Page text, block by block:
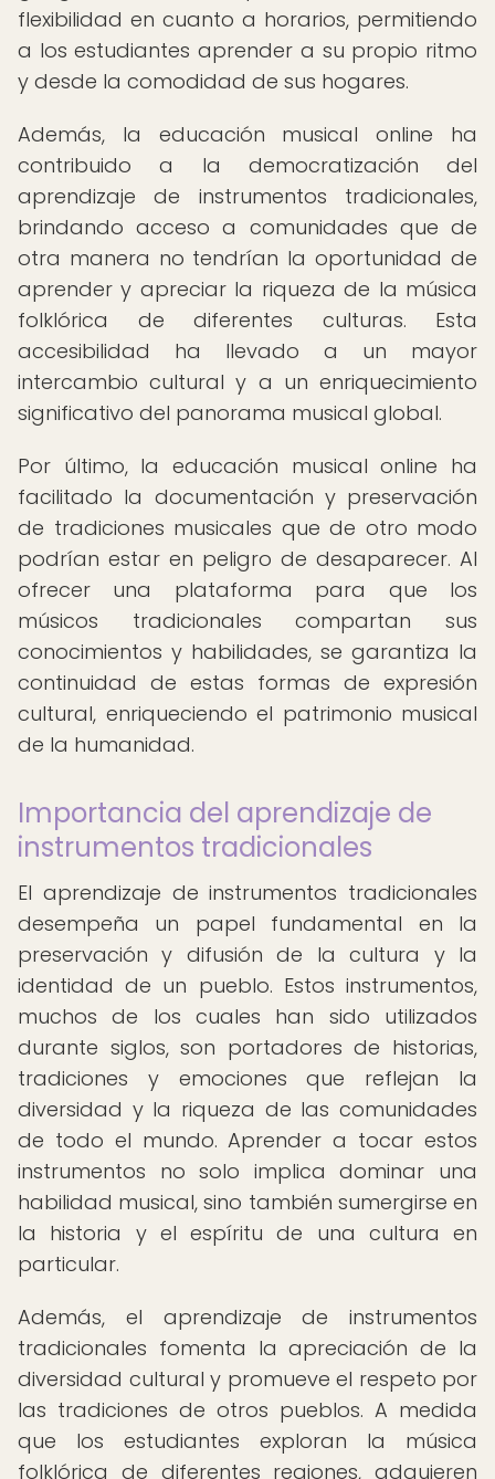
flexibilidad en cuanto a horarios, permitiendo
a los estudiantes aprender a su propio ritmo
y desde la comodidad de sus hogares.
Además, la educación musical online ha
contribuido a la democratización del
aprendizaje de instrumentos tradicionales,
brindando acceso a comunidades que de
otra manera no tendrían la oportunidad de
aprender y apreciar la riqueza de la música
folklórica de diferentes culturas. Esta
accesibilidad ha llevado a un mayor
intercambio cultural y a un enriquecimiento
significativo del panorama musical global.
Por último, la educación musical online ha
facilitado la documentación y preservación
de tradiciones musicales que de otro modo
podrían estar en peligro de desaparecer. Al
ofrecer una plataforma para que los
músicos tradicionales compartan sus
conocimientos y habilidades, se garantiza la
continuidad de estas formas de expresión
cultural, enriqueciendo el patrimonio musical
de la humanidad.
Importancia del aprendizaje de
instrumentos tradicionales
El aprendizaje de instrumentos tradicionales
desempeña un papel fundamental en la
preservación y difusión de la cultura y la
identidad de un pueblo. Estos instrumentos,
muchos de los cuales han sido utilizados
durante siglos, son portadores de historias,
tradiciones y emociones que reflejan la
diversidad y la riqueza de las comunidades
de todo el mundo. Aprender a tocar estos
instrumentos no solo implica dominar una
habilidad musical, sino también sumergirse en
la historia y el espíritu de una cultura en
particular.
Además, el aprendizaje de instrumentos
tradicionales fomenta la apreciación de la
diversidad cultural y promueve el respeto por
las tradiciones de otros pueblos. A medida
que los estudiantes exploran la música
folklórica de diferentes regiones, adquieren